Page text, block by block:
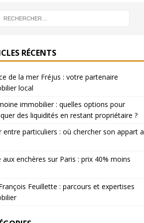
RÉCENTS
de la mer Fréjus : votre partenaire
local
immobilier : quelles options pour
des liquidités en restant propriétaire ?
entre particuliers : où chercher son appart a
aux enchères sur Paris : prix 40% moins
Feuillette : parcours et expertises